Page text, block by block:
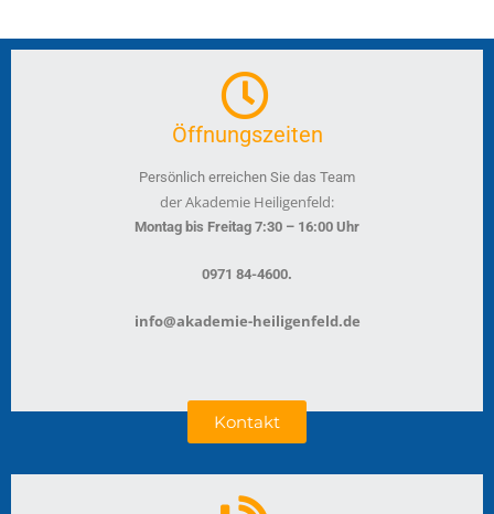
Öffnungszeiten
Persönlich erreichen Sie das Team
der Akademie Heiligenfeld:
Montag bis Freitag 7:30 – 16:00 Uhr
0971 84-4600.
info@akademie-heiligenfeld.de
Kontakt